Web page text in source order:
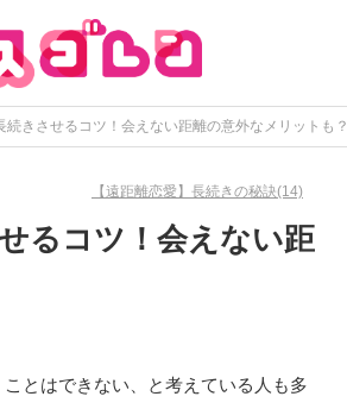
続きさせるコツ！会えない距離の意外なメリットも？
【遠距離恋愛】長続きの秘訣(14)
るコツ！会えない距
とはできない、と考えている人も多